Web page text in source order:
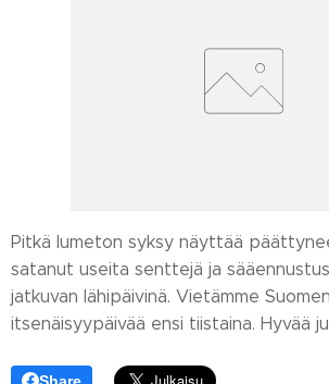
Pitkä lumeton syksy näyttää
satanut useita senttejä ja
jatkuvan lähipäivinä. Vietämme
itsenäisyypäivää ensi tiistaina. Hyvää